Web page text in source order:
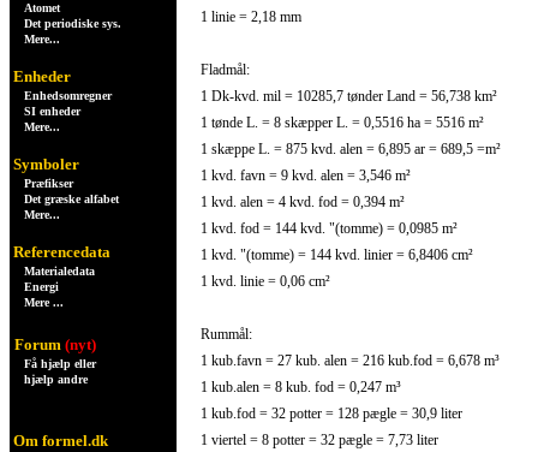
Atomet
Det periodiske sys.
Mere...
Enheder
Enhedsomregner
SI enheder
Mere...
Symboler
Præfikser
Det græske alfabet
Mere...
Referencedata
Materialedata
Energi
Mere ...
Forum (nyt)
Få hjælp eller
hjælp andre
Om formel.dk
1 linie = 2,18 mm
Fladmål:
1 Dk-kvd. mil = 10285,7 tønder Land = 56,738 km²
1 tønde L. = 8 skæpper L. = 0,5516 ha = 5516 m²
1 skæppe L. = 875 kvd. alen = 6,895 ar = 689,5 =m²
1 kvd. favn = 9 kvd. alen = 3,546 m²
1 kvd. alen = 4 kvd. fod = 0,394 m²
1 kvd. fod = 144 kvd. "(tomme) = 0,0985 m²
1 kvd. "(tomme) = 144 kvd. linier = 6,8406 cm²
1 kvd. linie = 0,06 cm²
Rummål:
1 kub.favn = 27 kub. alen = 216 kub.fod = 6,678 m³
1 kub.alen = 8 kub. fod = 0,247 m³
1 kub.fod = 32 potter = 128 pægle = 30,9 liter
1 viertel = 8 potter = 32 pægle = 7,73 liter